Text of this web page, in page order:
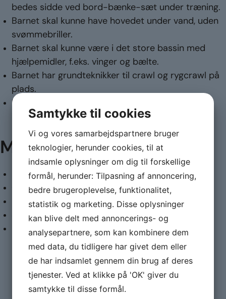
bedes sidde ved bord-bænke-sæt under træning.
Barnet skal kunne have hovedet under vand, uden
svømmebriller.
Barnet skal kunne være i det store bassin med
hjælpemidler, f.eks. vinger og bælte.
Barnet har grundteknikker til crawl og rygcrawl på
plads.
Barnet skal kunne hoppe i fra kanten i det store
bassin, i den lave ende.
Målsætning:
Lave forlæns og baglæns kolbøtter, med hjælp.
Grundteknikken til bryst med hjælpemidler.
Instruktion til flyben.
Svømme uden vinger, men stadig med bælte.
Elementskifte.
Samtykke til cookies
Vi og vores samarbejdspartnere bruger
teknologier, herunder cookies, til at
indsamle oplysninger om dig til forskellige
formål, herunder: Tilpasning af annoncering,
bedre brugeroplevelse, funktionalitet,
statistik og marketing. Disse oplysninger
kan blive delt med annoncerings- og
analysepartnere, som kan kombinere dem
med data, du tidligere har givet dem eller
de har indsamlet gennem din brug af deres
tjenester. Ved at klikke på 'OK' giver du
samtykke til disse formål.